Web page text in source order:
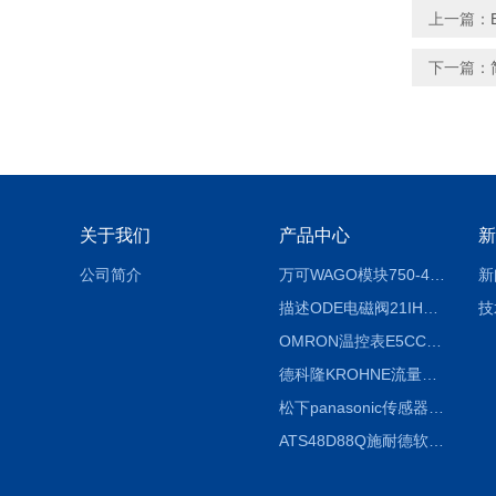
上一篇：
下一篇：
关于我们
公司简介
产品中心
万可WAGO模块750-404/000-003
OMRON温控表E5CC-RX2ASM-800信息
德科隆KROHNE流量计OPTIFLUX4300C广泛应用
ATS48D88Q施耐德软起动器使用说明